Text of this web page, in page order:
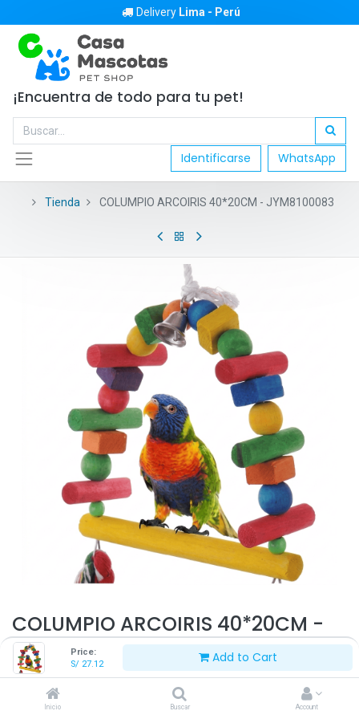
Price:
S/ 27.12 Add to Cart
Inicio Buscar Account
Delivery Lima - Perú
¡Encuentra de todo para tu pet!
Identificarse WhatsApp
Tienda COLUMPIO ARCOIRIS 40*20CM - JYM8100083
COLUMPIO ARCOIRIS 40*20CM -
JYM8100083
27.12